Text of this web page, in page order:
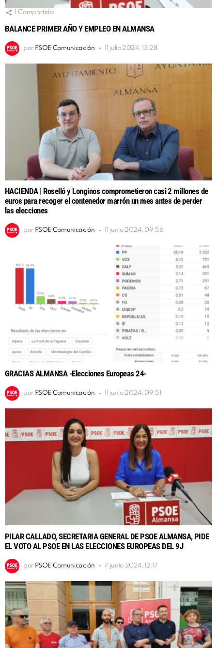
Compartido
BALANCE PRIMER AÑO Y EMPLEO EN ALMANSA
por PSOE Comunicación 11 julio 2024, 13:28
HACIENDA | Roselló y Longinos comprometieron casi 2 millones de
euros para recoger el contenedor marrón un mes antes de perder
las elecciones
por PSOE Comunicación 11 junio 2024, 09:56
GRACIAS ALMANSA -Elecciones Europeas 24-
por PSOE Comunicación 11 junio 2024, 09:51
PILAR CALLADO, SECRETARIA GENERAL DE PSOE ALMANSA, PIDE
EL VOTO AL PSOE EN LAS ELECCIONES EUROPEAS DEL 9J
por PSOE Comunicación 7 junio 2024, 12:17